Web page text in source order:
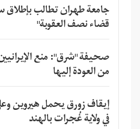
جامعة طهران تطالب
قضاء نصف العقوبة"
صحيفة "شرق": منع
من العودة إليها
إيقاف زورق يحمل هيروين
في ولاية غُجرات بالهند